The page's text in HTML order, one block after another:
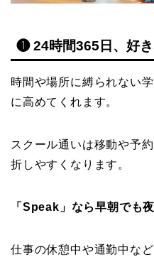
❶ 24時間365日、好
時間や場所に縛られない
に高めてくれます。
スクール通いは移動や予
折しやすくなります。
「Speak」なら早朝でも
仕事の休憩中や通勤中な